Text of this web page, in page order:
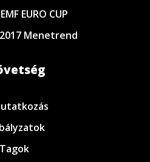
EURO CUP
2017 Menetrend
Tagok